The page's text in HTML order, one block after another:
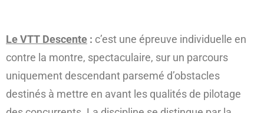
Le VTT Descente : c’est une épreuve individuelle en
contre la montre, spectaculaire, sur un parcours
uniquement descendant parsemé d’obstacles
destinés à mettre en avant les qualités de pilotage